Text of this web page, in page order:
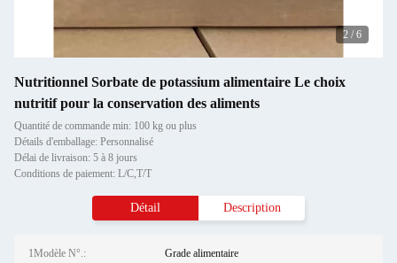
2 / 6
Nutritionnel Sorbate de potassium alimentaire Le choix
nutritif pour la conservation des aliments
Quantité de commande min: 100 kg ou plus
Détails d'emballage: Personnalisé
Délai de livraison: 5 à 8 jours
Conditions de paiement: L/C,T/T
Détail Description
1Modèle N°.: Grade alimentaire